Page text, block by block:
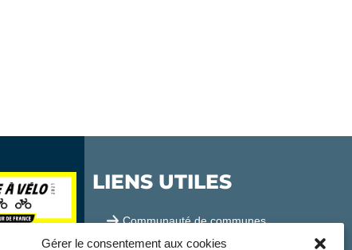
Gérer le consentement aux cookies
LIENS UTILES
Communauté de communes